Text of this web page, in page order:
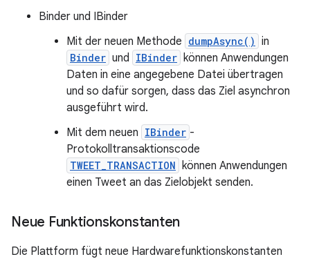
Binder und IBinder
Mit der neuen Methode dumpAsync() in
Binder und IBinder können Anwendungen
Daten in eine angegebene Datei übertragen
und so dafür sorgen, dass das Ziel asynchron
ausgeführt wird.
Mit dem neuen IBinder -
Protokolltransaktionscode
TWEET_TRANSACTION können Anwendungen
einen Tweet an das Zielobjekt senden.
Neue Funktionskonstanten
Die Plattform fügt neue Hardwarefunktionskonstanten